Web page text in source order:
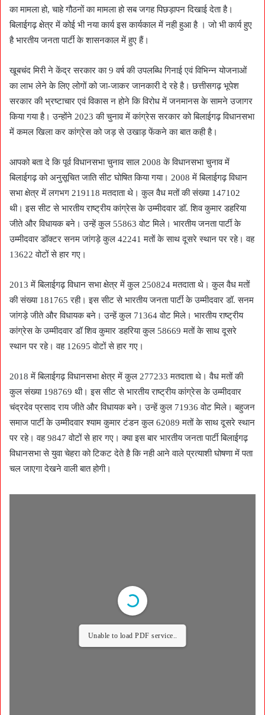
का मामला हो, चाहे गौठनों का मामला हो सब जगह पिछड़ापन दिखाई देता है।
बिलाईगढ़ क्षेत्र में कोई भी नया कार्य इस कार्यकाल में नही हुआ है । जो भी कार्य हुए
है भारतीय जनता पार्टी के शासनकाल में हुए हैं।
खूबचंद मिरी ने केंद्र सरकार का 9 वर्ष की उपलब्धि गिनाई एवं विभिन्न योजनाओं
का लाभ लेने के लिए लोगों को जा-जाकर जानकारी दे रहे है। छत्तीसगढ़ भूपेश
सरकार की भ्रष्टाचार एवं विकास न होने कि विरोध में जनमानस के सामने उजागर
किया गया है। उन्होंने 2023 की चुनाव में कांग्रेस सरकार को बिलाईगढ़ विधानसभा
में कमल खिला कर कांग्रेस को जड़ से उखाड़ फेंकने का बात कही है।
आपको बता दे कि पूर्व विधानसभा चुनाव साल 2008 के विधानसभा चुनाव में
बिलाईगढ़ को अनुसूचित जाति सीट घोषित किया गया। 2008 में बिलाईगढ़ विधान
सभा क्षेत्र में लगभग 219118 मतदाता थे। कुल वैध मतों की संख्या 147102
थी। इस सीट से भारतीय राष्ट्रीय कांग्रेस के उम्मीदवार डॉ. शिव कुमार डहरिया
जीते और विधायक बने। उन्हें कुल 55863 वोट मिले। भारतीय जनता पार्टी के
उम्मीदवार डॉक्टर सनम जांगड़े कुल 42241 मतों के साथ दूसरे स्थान पर रहे। वह
13622 वोटों से हार गए।
2013 में बिलाईगढ़ विधान सभा क्षेत्र में कुल 250824 मतदाता थे। कुल वैध मतों
की संख्या 181765 रही। इस सीट से भारतीय जनता पार्टी के उम्मीदवार डॉ. सनम
जांगड़े जीते और विधायक बने। उन्हें कुल 71364 वोट मिले। भारतीय राष्ट्रीय
कांग्रेस के उम्मीदवार डॉ शिव कुमार डहरिया कुल 58669 मतों के साथ दूसरे
स्थान पर रहे। वह 12695 वोटों से हार गए।
2018 में बिलाईगढ़ विधानसभा क्षेत्र में कुल 277233 मतदाता थे। वैध मतों की
कुल संख्या 198769 थी। इस सीट से भारतीय राष्ट्रीय कांग्रेस के उम्मीदवार
चंद्रदेव प्रसाद राय जीते और विधायक बने। उन्हें कुल 71936 वोट मिले। बहुजन
समाज पार्टी के उम्मीदवार श्याम कुमार टंडन कुल 62089 मतों के साथ दूसरे स्थान
पर रहे। वह 9847 वोटों से हार गए। क्या इस बार भारतीय जनता पार्टी बिलाईगढ़
विधानसभा से युवा चेहरा को टिकट देते है कि नही आने वाले प्रत्याशी घोषणा में पता
चल जाएगा देखने वाली बात होगी।
Unable to load PDF service..